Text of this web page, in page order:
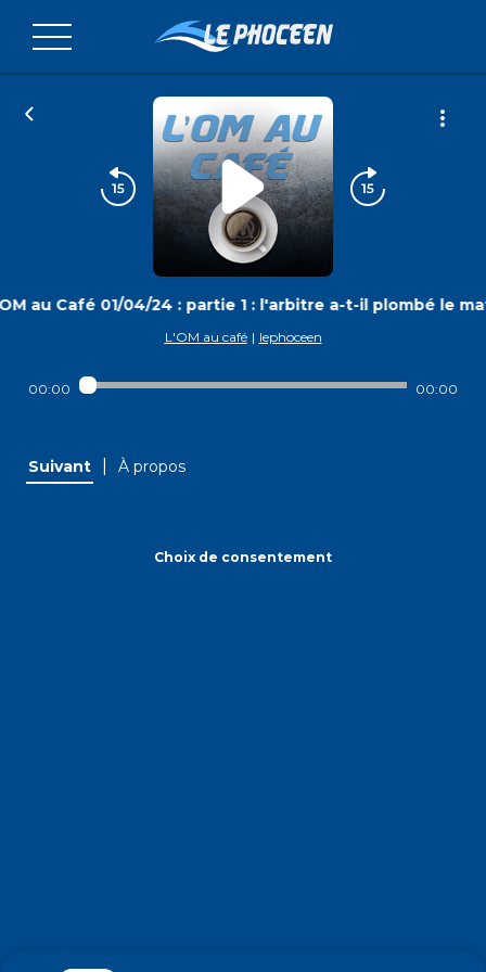
au Café 01/04/24 : partie 1 : l'arbitre a-t-il plombé le
L'OM au café | lephoceen
00:00 00:00
Suivant À propos
Choix de consentement